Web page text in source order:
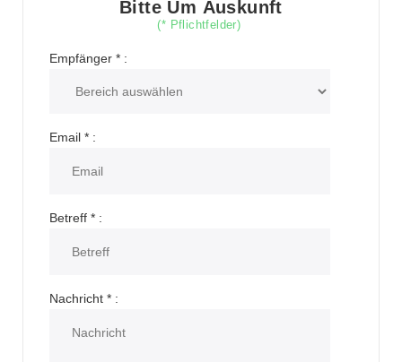
Bitte Um Auskunft
(* Pflichtfelder)
Empfänger *:
Email *:
Betreff *:
Nachricht *: